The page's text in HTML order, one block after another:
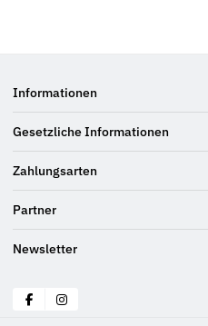
Informationen
Gesetzliche Informationen
Zahlungsarten
Partner
Newsletter